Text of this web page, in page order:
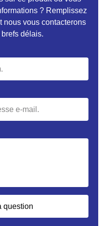
? Remplissez
nous vous contacterons
délais.
question